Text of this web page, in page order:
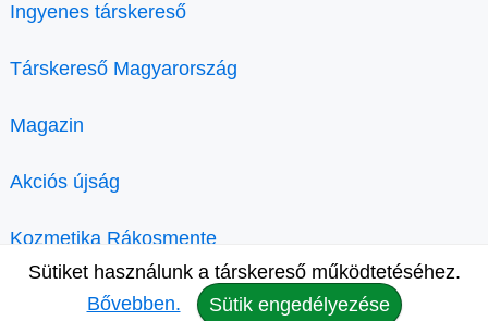
Ingyenes társkereső
Társkereső Magyarország
Magazin
Akciós újság
Kozmetika Rákosmente
Sütiket használunk a társkereső működtetéséhez.
Bővebben.
Sütik engedélyezése